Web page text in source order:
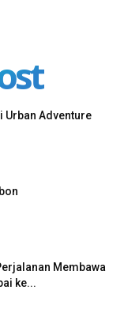
Urban Adventure
Membawa
ke...